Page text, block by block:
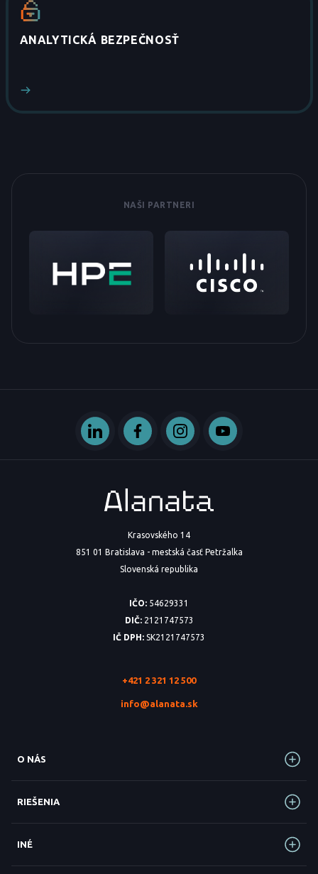
ANALYTICKÁ BEZPEČNOSŤ
NAŠI PARTNERI
Krasovského 14
851 01 Bratislava - mestská časť Petržalka
Slovenská republika
IČO: 54629331
DIČ:2121747573
IČ DPH: SK2121747573
+421 2 321 12 500
info@alanata.sk
O NÁS
RIEŠENIA
INÉ